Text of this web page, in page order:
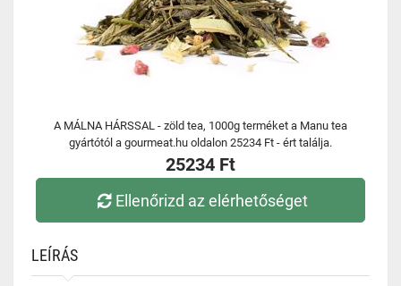
A MÁLNA HÁRSSAL - zöld tea, 1000g terméket a Manu tea
gyártótól a gourmeat.hu oldalon 25234 Ft - ért találja.
25234 Ft
Ellenőrizd az elérhetőséget
LEÍRÁS